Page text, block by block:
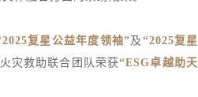
复星公益年度领袖” 及 “2025复星
灾救助联合团队荣获“ESG卓越助天